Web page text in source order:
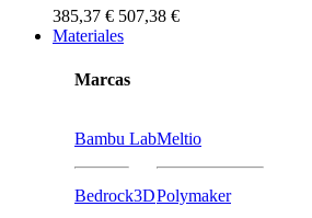
385,37 € 507,38 €
Materiales
Marcas
Bambu Lab
Bedrock3D
Meltio
Polymaker